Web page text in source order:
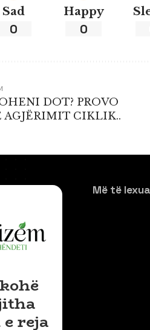
Sad
0
Happy
0
DOT? PROVO
AGJËRIMIT CIKLIK..
reja
Më të